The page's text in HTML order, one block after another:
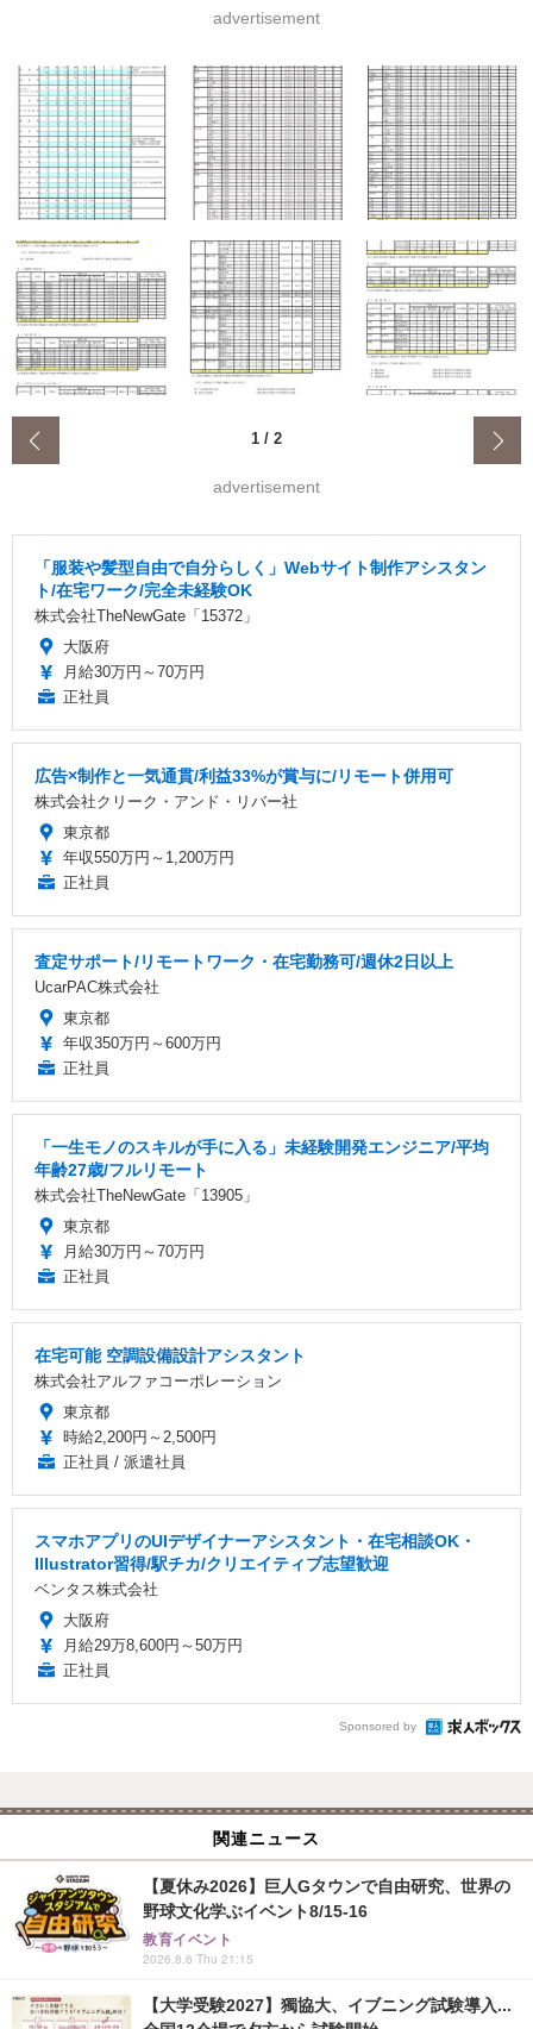
advertisement
1 / 2
advertisement
「服装や髪型自由で自分らしく」Webサイト制作アシスタン
ト/在宅ワーク/完全未経験OK
株式会社TheNewGate「15372」
大阪府
月給30万円～70万円
正社員
広告×制作と一気通貫/利益33%が賞与に/リモート併用可
株式会社クリーク・アンド・リバー社
東京都
年収550万円～1,200万円
正社員
査定サポート/リモートワーク・在宅勤務可/週休2日以上
UcarPAC株式会社
東京都
年収350万円～600万円
正社員
「一生モノのスキルが手に入る」未経験開発エンジニア/平均
年齢27歳/フルリモート
株式会社TheNewGate「13905」
東京都
月給30万円～70万円
正社員
在宅可能 空調設備設計アシスタント
株式会社アルファコーポレーション
東京都
時給2,200円～2,500円
正社員 / 派遣社員
スマホアプリのUIデザイナーアシスタント・在宅相談OK・
Illustrator習得/駅チカ/クリエイティブ志望歓迎
ベンタス株式会社
大阪府
月給29万8,600円～50万円
正社員
Sponsored by
関連ニュース
【夏休み2026】巨人Gタウンで自由研究、世界の
野球文化学ぶイベント8/15-16
教育イベント
2026.8.6 Thu 21:15
【大学受験2027】獨協大、イブニング試験導入...